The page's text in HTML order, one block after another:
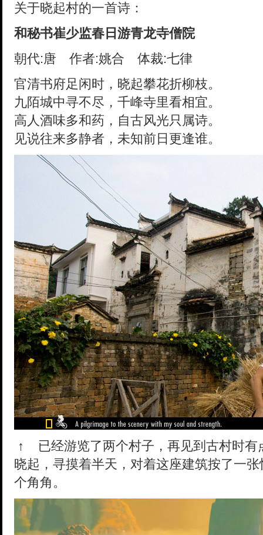
关于晓起村的一首诗：
和秘书崔少监春日游青龙寺僧院
朝代:唐 作者:姚合 体裁:七律
官清书府足闲时，晓起攀花折柳枝。
九陌城中寻不尽，千峰寺里看相宜。
高人酒味多和药，自古风光只属诗。
见说往来多静者，未知前日更逢谁。
↑
已经游览了两个村子，再见到古村时
晓起，寻摸着半天，对着这座建筑按了一
个角角。